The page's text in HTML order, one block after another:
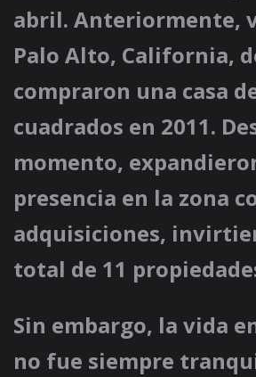
abril. Anteriormente,
Palo Alto, California,
compraron una casa
cuadrados en 2011.
momento,
presencia en la zona
adquisiciones,
total de 11
Sin embargo, la vida
no fue siempre